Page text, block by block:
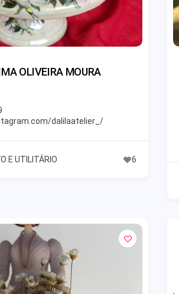
OLIVEIRA MOURA
dalilaatelier_/
E UTILITÁRIO 6